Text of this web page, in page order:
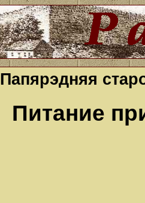
Папярэдняя
Питание